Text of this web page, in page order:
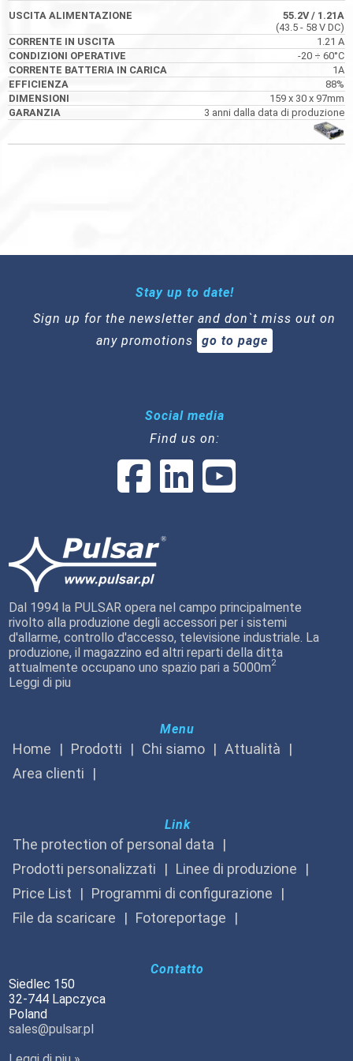
55.2V/ 1.21A
(43.5 - 58 V DC)
1.21 A
-20 ÷ 60°C
1A
88%
159 x 30 x 97mm
3 anni dalla data di produzione
55.2VDC
LAD-120D
55.2V/ 1.21A
(43.5 - 58 V DC)
1.21 A
Stay up to date!
Sign up for the newsletter and don`t miss out on
any promotions
go to page
Social media
Find us on:
Dal 1994 la PULSAR opera nel campo principalmente
rivolto alla produzione degli accessori per i sistemi
d'allarme, controllo d'accesso, televisione industriale. La
produzione, il magazzino ed altri reparti della ditta
attualmente occupano uno spazio pari a 5000m2
Leggi di piu
Menu
Home Prodotti Chi siamo
Attualità
Area clienti
Link
The protection of personal data
Prodotti personalizzati
Linee di produzione
Price List
Programmi di configurazione
File da scaricare
Fotoreportage
Contatto
Siedlec 150
32-744 Lapczyca
Poland
sales@pulsar.pl